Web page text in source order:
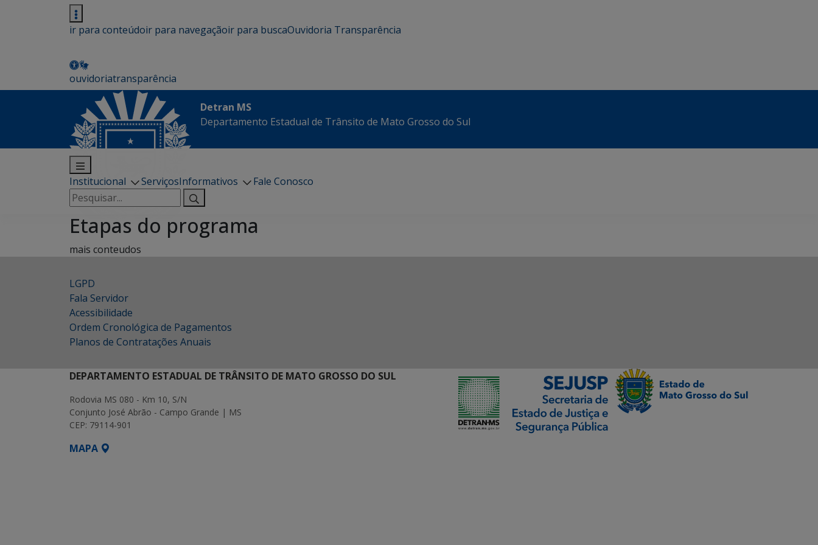
ir para conteúdoir para navegaçãoir para buscaOuvidoria Transparência
ouvidoriatransparência
Detran MS
Departamento Estadual de Trânsito de Mato Grosso do Sul
Institucional ServiçosInformativos
Fale Conosco
Pesquisar
por:
Etapas do programa
mais conteudos
LGPD
Fala Servidor
Acessibilidade
Ordem Cronológica de Pagamentos
Planos de Contratações Anuais
DEPARTAMENTO ESTADUAL DE TRÂNSITO DE MATO GROSSO DO SUL
Rodovia MS 080 - Km 10, S/N
Conjunto José Abrão - Campo Grande | MS
CEP: 79114-901
MAPA